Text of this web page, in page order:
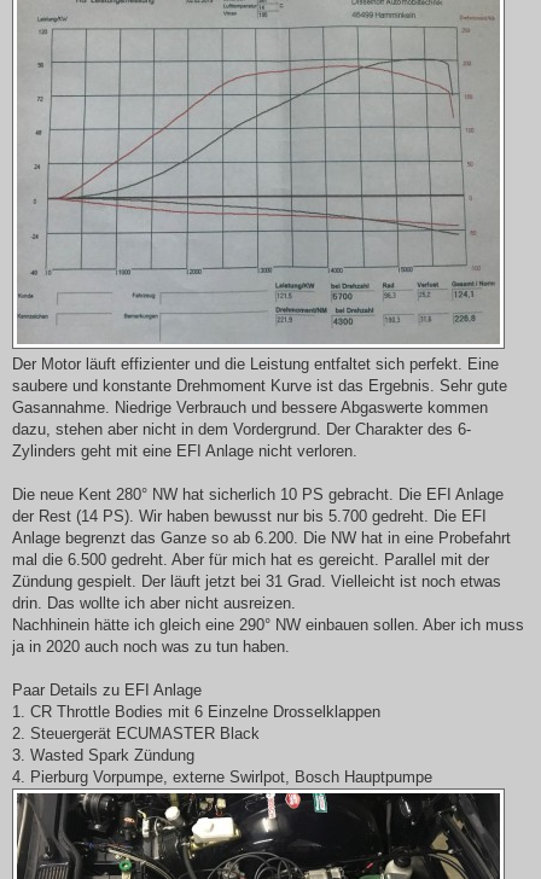
Der Motor läuft effizienter und die Leistung entfaltet sich perfekt. Eine
saubere und konstante Drehmoment Kurve ist das Ergebnis. Sehr gute
Gasannahme. Niedrige Verbrauch und bessere Abgaswerte kommen
dazu, stehen aber nicht in dem Vordergrund. Der Charakter des 6-
Zylinders geht mit eine EFI Anlage nicht verloren.
Die neue Kent 280° NW hat sicherlich 10 PS gebracht. Die EFI Anlage
der Rest (14 PS). Wir haben bewusst nur bis 5.700 gedreht. Die EFI
Anlage begrenzt das Ganze so ab 6.200. Die NW hat in eine Probefahrt
mal die 6.500 gedreht. Aber für mich hat es gereicht. Parallel mit der
Zündung gespielt. Der läuft jetzt bei 31 Grad. Vielleicht ist noch etwas
drin. Das wollte ich aber nicht ausreizen.
Nachhinein hätte ich gleich eine 290° NW einbauen sollen. Aber ich muss
ja in 2020 auch noch was zu tun haben.
Paar Details zu EFI Anlage
1. CR Throttle Bodies mit 6 Einzelne Drosselklappen
2. Steuergerät ECUMASTER Black
3. Wasted Spark Zündung
4. Pierburg Vorpumpe, externe Swirlpot, Bosch Hauptpumpe